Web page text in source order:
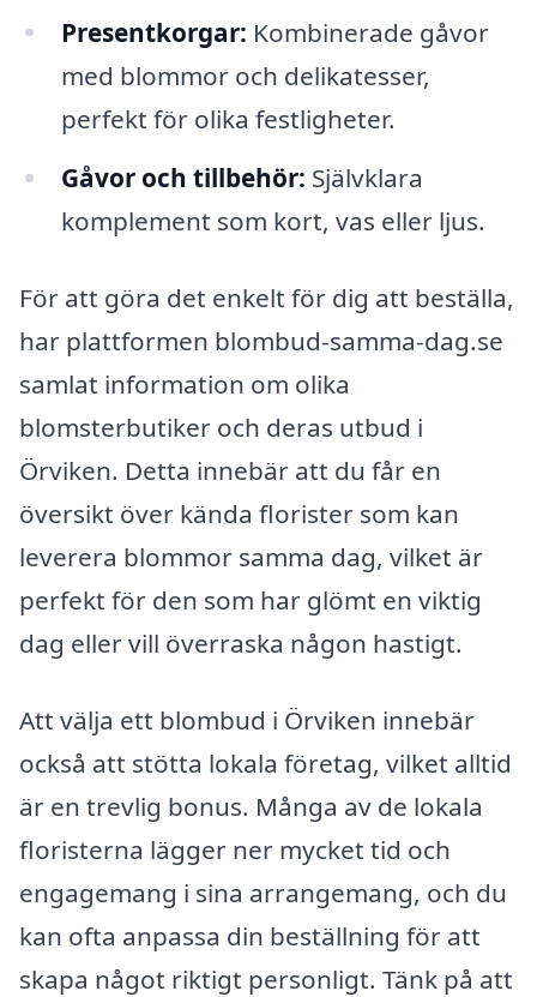
Presentkorgar: Kombinerade gåvor
med blommor och delikatesser,
perfekt för olika festligheter.
Gåvor och tillbehör: Självklara
komplement som kort, vas eller ljus.
För att göra det enkelt för dig att beställa,
har plattformen blombud-samma-dag.se
samlat information om olika
blomsterbutiker och deras utbud i
Örviken. Detta innebär att du får en
översikt över kända florister som kan
leverera blommor samma dag, vilket är
perfekt för den som har glömt en viktig
dag eller vill överraska någon hastigt.
Att välja ett blombud i Örviken innebär
också att stötta lokala företag, vilket alltid
är en trevlig bonus. Många av de lokala
floristerna lägger ner mycket tid och
engagemang i sina arrangemang, och du
kan ofta anpassa din beställning för att
skapa något riktigt personligt. Tänk på att